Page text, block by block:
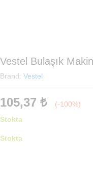
Vestel Bulaşık
Brand: Vestel
105,37 ₺
(-100%)
Stokta
Stokta